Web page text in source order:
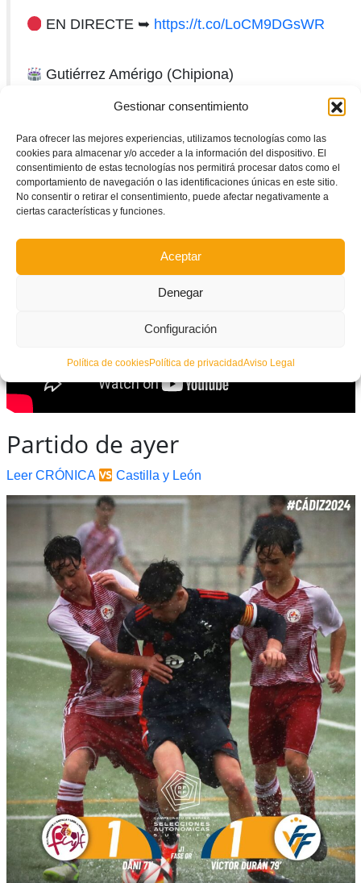
Gestionar consentimiento
Para ofrecer las mejores experiencias, utilizamos tecnologías como las
cookies para almacenar y/o acceder a la información del dispositivo. El
consentimiento de estas tecnologías nos permitirá procesar datos como el
comportamiento de navegación o las identificaciones únicas en este sitio.
No consentir o retirar el consentimiento, puede afectar negativamente a
ciertas características y funciones.
Aceptar
Denegar
Configuración
Política de cookiesPolítica de privacidadAviso Legal
EN DIRECTE ➥ https://t.co/LoCM9DGsWR
Gutiérrez Amérigo (Chipiona)
#SomValenciana
— FFCV (@FFCV_info)February 10, 2024
Partido de ayer
Leer CRÓNICA Castilla y León